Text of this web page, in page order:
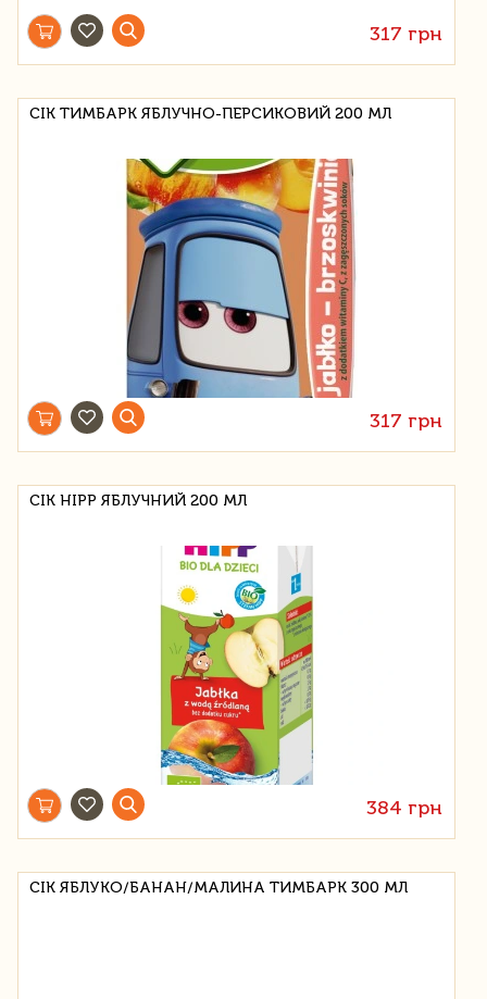
317 грн
СІК ТИМБАРК ЯБЛУЧНО-ПЕРСИКОВИЙ 200 МЛ
317 грн
СІК HIPP ЯБЛУЧНИЙ 200 МЛ
384 грн
СІК ЯБЛУКО/БАНАН/МАЛИНА ТИМБАРК 300 МЛ